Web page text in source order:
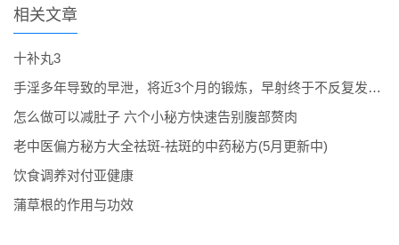
相关文章
十补丸3
手淫多年导致的早泄，将近3个月的锻炼，早射终于不反复发作了。
怎么做可以减肚子 六个小秘方快速告别腹部赘肉
老中医偏方秘方大全祛斑-祛斑的中药秘方(5月更新中)
饮食调养对付亚健康
蒲草根的作用与功效